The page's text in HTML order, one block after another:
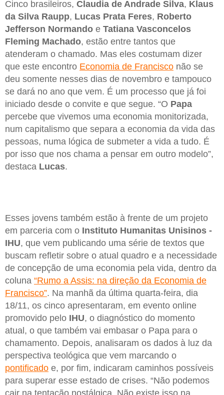
Cinco brasileiros, Claudia de Andrade Silva, Klaus
da Silva Raupp, Lucas Prata Feres, Roberto
Jefferson Normando e Tatiana Vasconcelos
Fleming Machado, estão entre tantos que
atenderam o chamado. Mas eles costumam dizer
que este encontro Economia de Francisco não se
deu somente nesses dias de novembro e tampouco
se dará no ano que vem. É um processo que já foi
iniciado desde o convite e que segue. “O Papa
percebe que vivemos uma economia monitorizada,
num capitalismo que separa a economia da vida das
pessoas, numa lógica de submeter a vida a tudo. É
por isso que nos chama a pensar em outro modelo”,
destaca Lucas.
Esses jovens também estão à frente de um projeto
em parceria com o Instituto Humanitas Unisinos -
IHU, que vem publicando uma série de textos que
buscam refletir sobre o atual quadro e a necessidade
de concepção de uma economia pela vida, dentro da
coluna “Rumo a Assis: na direção da Economia de
Francisco”. Na manhã da última quarta-feira, dia
18/11, os cinco apresentaram, em evento online
promovido pelo IHU, o diagnóstico do momento
atual, o que também vai embasar o Papa para o
chamamento. Depois, analisaram os dados à luz da
perspectiva teológica que vem marcando o
pontificado e, por fim, indicaram caminhos possíveis
para superar esse estado de crises. “Não podemos
cair na tentação nostálgica. Não existe isso na